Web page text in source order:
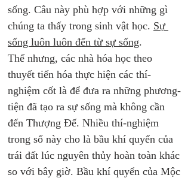
sống. Câu này phù hợp với những gì
chúng ta thấy trong sinh vật học. Sự
sống luôn luôn đến từ sự sống.
Thế nhưng, các nhà hóa học theo
thuyết tiến hóa thực hiện các thí-
nghiệm cốt là để đưa ra những phương-
tiện đã tạo ra sự sống mà không cần
đến Thượng Đế. Nhiều thí-nghiệm
trong số này cho là bầu khí quyển của
trái đất lúc nguyên thủy hoàn toàn khác
so với bây giờ. Bầu khí quyển của Mộc